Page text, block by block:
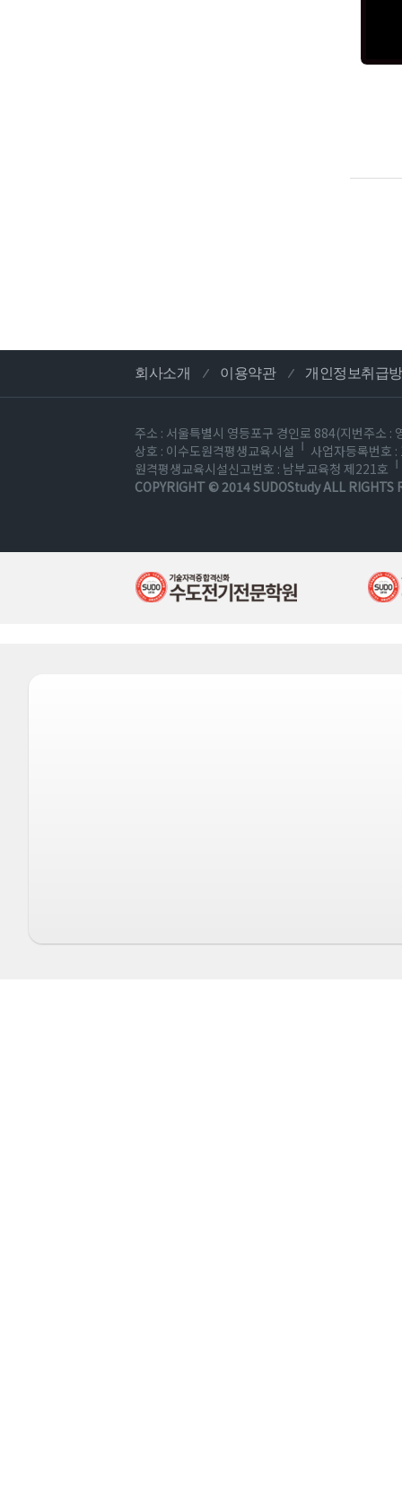
회사소개 이용약관 개인정보취급
주소 : 서울특별시 영등포구 경인로 884(지번주소
상호 : 이수도원격평생교육시설
사업자등록번호
원격평생교육시설신고번호 : 남부교육청 제221호
COPYRIGHT © 2014SUDOStudyALL RIGHTS